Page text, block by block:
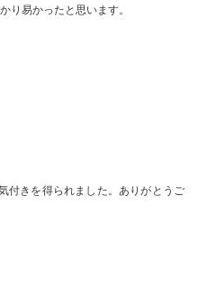
易かったと思います。
付きを得られました。ありがとうご